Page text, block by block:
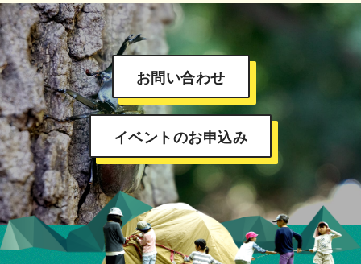
お問い合わせ
イベントのお申込み